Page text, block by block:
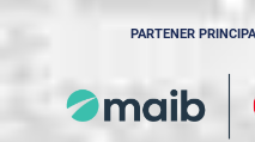
PARTENER